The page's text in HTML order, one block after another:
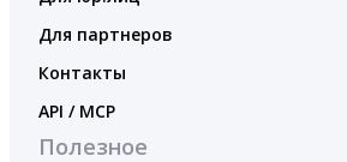
Для партнеров
Контакты
API / MCP
Полезное